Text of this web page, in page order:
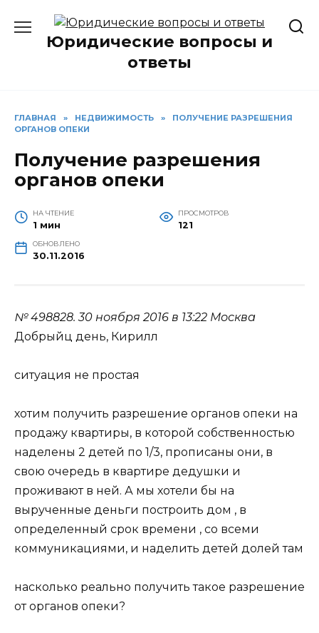
содержаниюЮридические вопросы и
ответы
ГЛАВНАЯ » НЕДВИЖИМОСТЬ »
ПОЛУЧЕНИЕ РАЗРЕШЕНИЯ
ОРГАНОВ ОПЕКИ
Получение разрешения
органов опеки
НА ЧТЕНИЕ
1 мин
ПРОСМОТРОВ
121
ОБНОВЛЕНО
30.11.2016
№ 498828.30 ноября 2016 в 13:22 Москва
Добрыйц день, Кирилл
ситуация не простая
хотим получить разрешение органов опеки на
продажу квартиры, в которой собственностью
наделены 2 детей по 1/3, прописаны они, в
свою очередь в квартире дедушки и
проживают в ней. А мы хотели бы на
вырученные деньги построить дом , в
определенный срок времени , со всеми
коммуникациями, и наделить детей долей там
насколько реально получить такое разрешение
от органов опеки?